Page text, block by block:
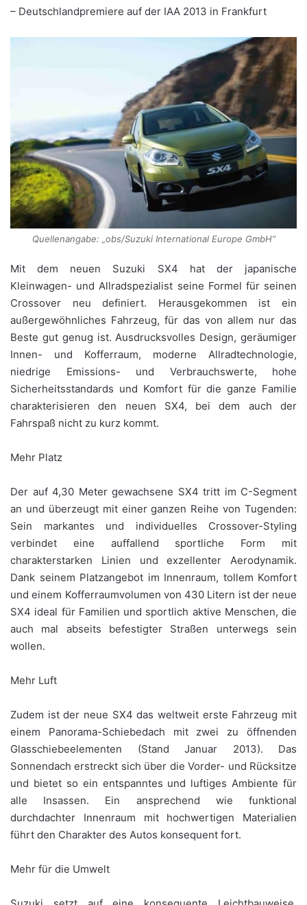
– Deutschlandpremiere auf der IAA 2013 in Frankfurt
Quellenangabe: „obs/Suzuki International Europe GmbH“
Mit dem neuen Suzuki SX4 hat der japanische
Kleinwagen- und Allradspezialist seine Formel für seinen
Crossover neu definiert. Herausgekommen ist ein
außergewöhnliches Fahrzeug, für das von allem nur das
Beste gut genug ist. Ausdrucksvolles Design, geräumiger
Innen- und Kofferraum, moderne Allradtechnologie,
niedrige Emissions- und Verbrauchswerte, hohe
Sicherheitsstandards und Komfort für die ganze Familie
charakterisieren den neuen SX4, bei dem auch der
Fahrspaß nicht zu kurz kommt.
Mehr Platz
Der auf 4,30 Meter gewachsene SX4 tritt im C-Segment
an und überzeugt mit einer ganzen Reihe von Tugenden:
Sein markantes und individuelles Crossover-Styling
verbindet eine auffallend sportliche Form mit
charakterstarken Linien und exzellenter Aerodynamik.
Dank seinem Platzangebot im Innenraum, tollem Komfort
und einem Kofferraumvolumen von 430 Litern ist der neue
SX4 ideal für Familien und sportlich aktive Menschen, die
auch mal abseits befestigter Straßen unterwegs sein
wollen.
Mehr Luft
Zudem ist der neue SX4 das weltweit erste Fahrzeug mit
einem Panorama-Schiebedach mit zwei zu öffnenden
Glasschiebeelementen (Stand Januar 2013). Das
Sonnendach erstreckt sich über die Vorder- und Rücksitze
und bietet so ein entspanntes und luftiges Ambiente für
alle Insassen. Ein ansprechend wie funktional
durchdachter Innenraum mit hochwertigen Materialien
führt den Charakter des Autos konsequent fort.
Mehr für die Umwelt